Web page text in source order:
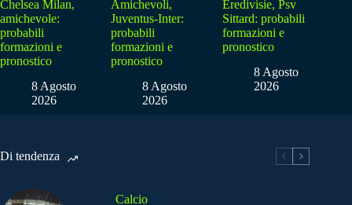
Chelsea Milan,
amichevole:
probabili
formazioni e
pronostico
8 Agosto
2026
Amichevoli,
Juventus-Inter:
probabili
formazioni e
pronostico
8 Agosto
2026
Eredivisie, Psv
Sittard: probabili
formazioni e
pronostico
8 Agosto
2026
Di tendenza
Calcio